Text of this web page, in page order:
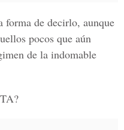
forma de decirlo, aunque
pocos que aún
de la indomable